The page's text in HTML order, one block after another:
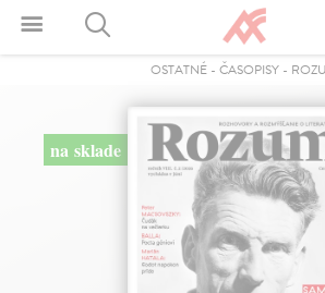
OSTATNÉ - ČASOPISY -
na sklade